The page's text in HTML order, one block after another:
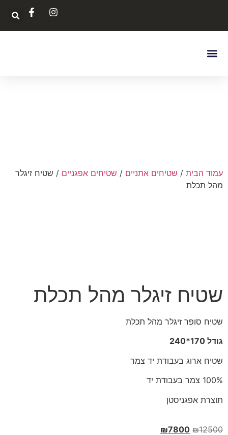
עמוד הבית / שטיחים אתניים / שטיחים אפגניים / שטיח זיגלר
מהל תכלת
שטיח זיגלר מהל תכלת
שטיח סופר זיגלר מהל תכלת
גודל 170*240
שטיח ארוג בעבודת יד צמר
100% צמר בעבודת יד
תוצרת אפגניסטן
₪12500
₪7800